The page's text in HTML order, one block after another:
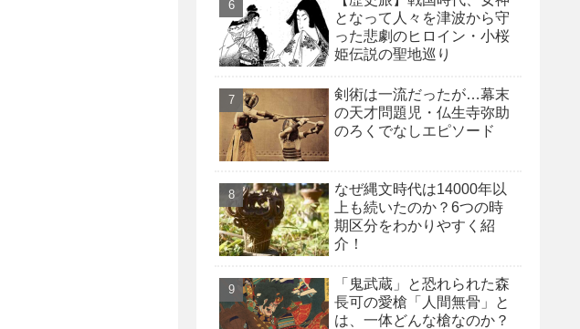
となって人々を津波から守
った悲劇のヒロイン・小桜
姫伝説の聖地巡り
剣術は一流だったが…幕末
の天才問題児・仏生寺弥助
のろくでなしエピソード
なぜ縄文時代は14000年以
上も続いたのか？6つの時
期区分をわかりやすく紹
介！
「鬼武蔵」と恐れられた森
長可の愛槍「人間無骨」と
は、一体どんな槍なのか？